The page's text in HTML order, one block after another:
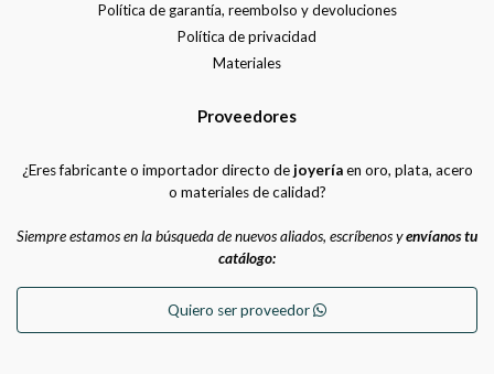
Política de garantía, reembolso y devoluciones
Política de privacidad
Materiales
Proveedores
¿Eres fabricante o importador directo dejoyeríaen oro, plata, acero
o materiales de calidad?
Siempre estamos en la búsqueda de nuevos aliados, escríbenos yenvíanos tu
catálogo:
Quiero ser proveedor